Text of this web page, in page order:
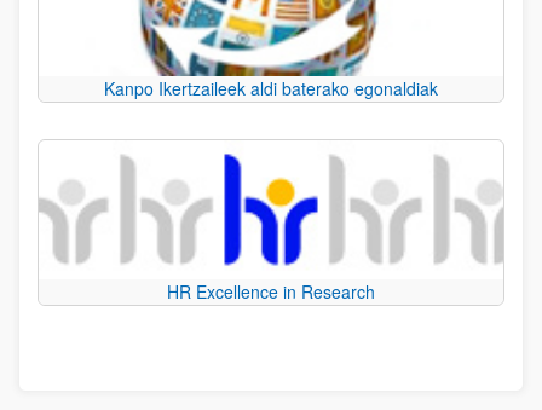
Kanpo Ikertzaileek aldi baterako egonaldiak
HR Excellence in Research